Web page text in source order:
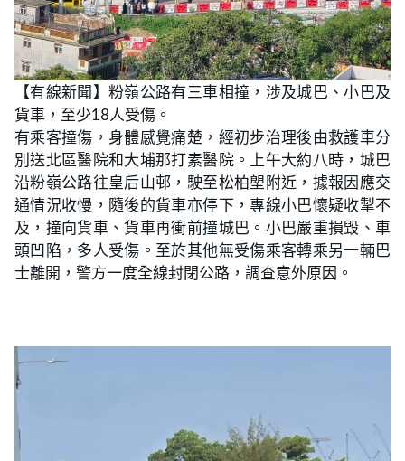
【有線新聞】粉嶺公路有三車相撞，涉及城巴、小巴及
貨車，至少18人受傷。
有乘客撞傷，身體感覺痛楚，經初步治理後由救護車分
別送北區醫院和大埔那打素醫院。上午大約八時，城巴
沿粉嶺公路往皇后山邨，駛至松柏塱附近，據報因應交
通情況收慢，隨後的貨車亦停下，專線小巴懷疑收掣不
及，撞向貨車、貨車再衝前撞城巴。小巴嚴重損毀、車
頭凹陷，多人受傷。至於其他無受傷乘客轉乘另一輛巴
士離開，警方一度全線封閉公路，調查意外原因。